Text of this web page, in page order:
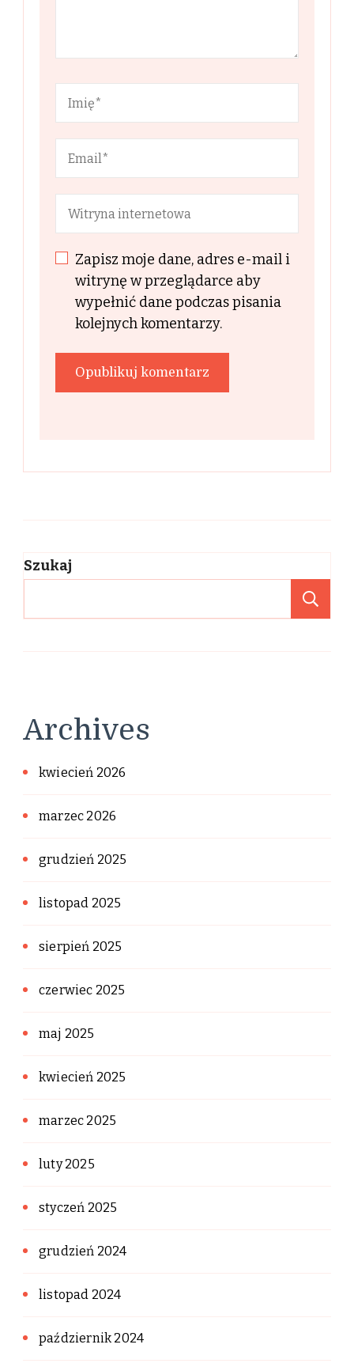
Zapisz moje dane, adres e-mail i
witrynę w przeglądarce aby
wypełnić dane podczas pisania
kolejnych komentarzy.
Szukaj
Archives
kwiecień 2026
marzec 2026
grudzień 2025
listopad 2025
sierpień 2025
czerwiec 2025
maj 2025
kwiecień 2025
marzec 2025
luty 2025
styczeń 2025
grudzień 2024
listopad 2024
październik 2024